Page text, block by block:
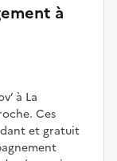
à
à La
Ces
et gratuit